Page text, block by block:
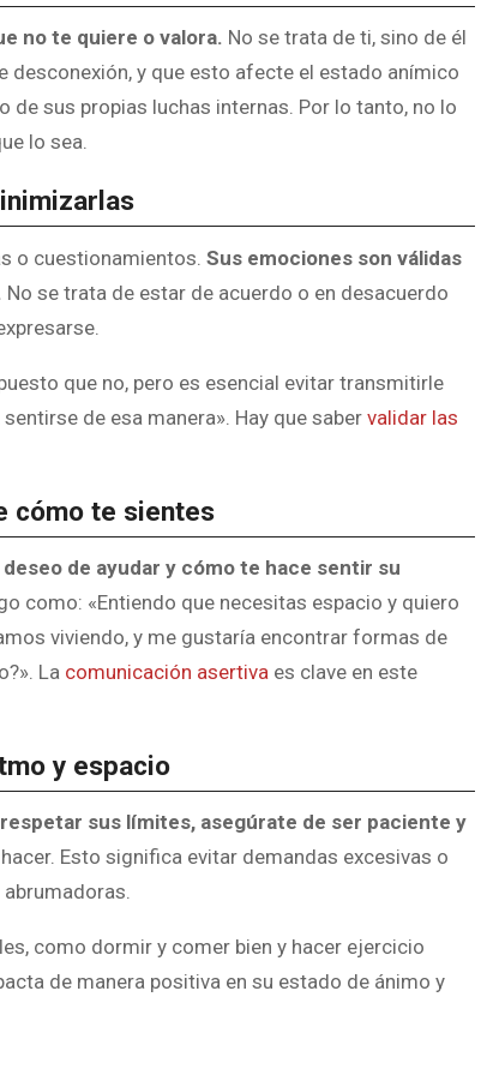
no te quiere o valora. No se trata de ti, sino de él
desconexión, y que esto afecte el estado anímico
sus propias luchas internas. Por lo tanto, no lo
lo sea.
o cuestionamientos. Sus emociones son válidas
No se trata de estar de acuerdo o en desacuerdo
que no, pero es esencial evitar transmitirle
de esa manera». Hay que sabervalidar las
cómo te sientes
de ayudar y cómo te hace sentir su
como: «Entiendo que necesitas espacio y quiero
viviendo, y me gustaría encontrar formas de
La comunicación asertiva es clave en este
y espacio
sus límites, asegúrate de ser paciente y
Esto significa evitar demandas excesivas o
como dormir y comer bien y hacer ejercicio
de manera positiva en su estado de ánimo y